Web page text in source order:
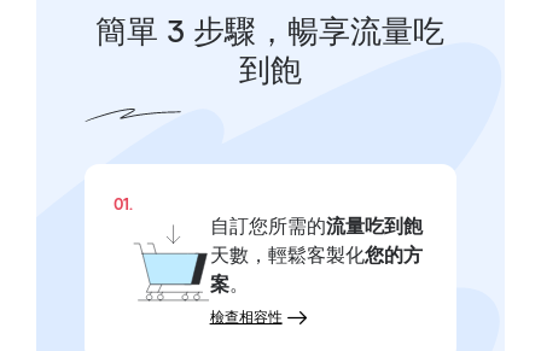
簡單 3 步驟，暢享流量吃
到飽
01.
自訂您所需的流量吃到飽
天數，輕鬆客製化您的方
案。
檢查相容性